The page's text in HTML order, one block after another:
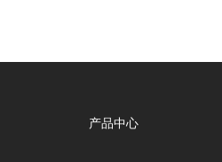
产品中心